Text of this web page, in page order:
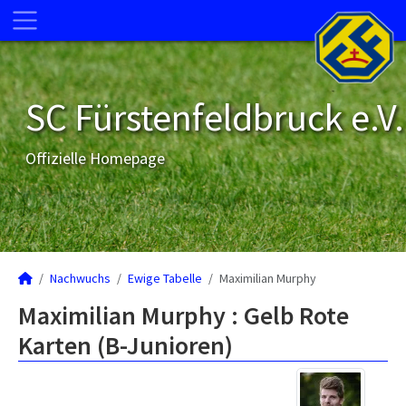
SC Fürstenfeldbruck e.V.
Offizielle Homepage
Nachwuchs Ewige Tabelle Maximilian Murphy
Maximilian Murphy : Gelb Rote
Karten (B-Junioren)